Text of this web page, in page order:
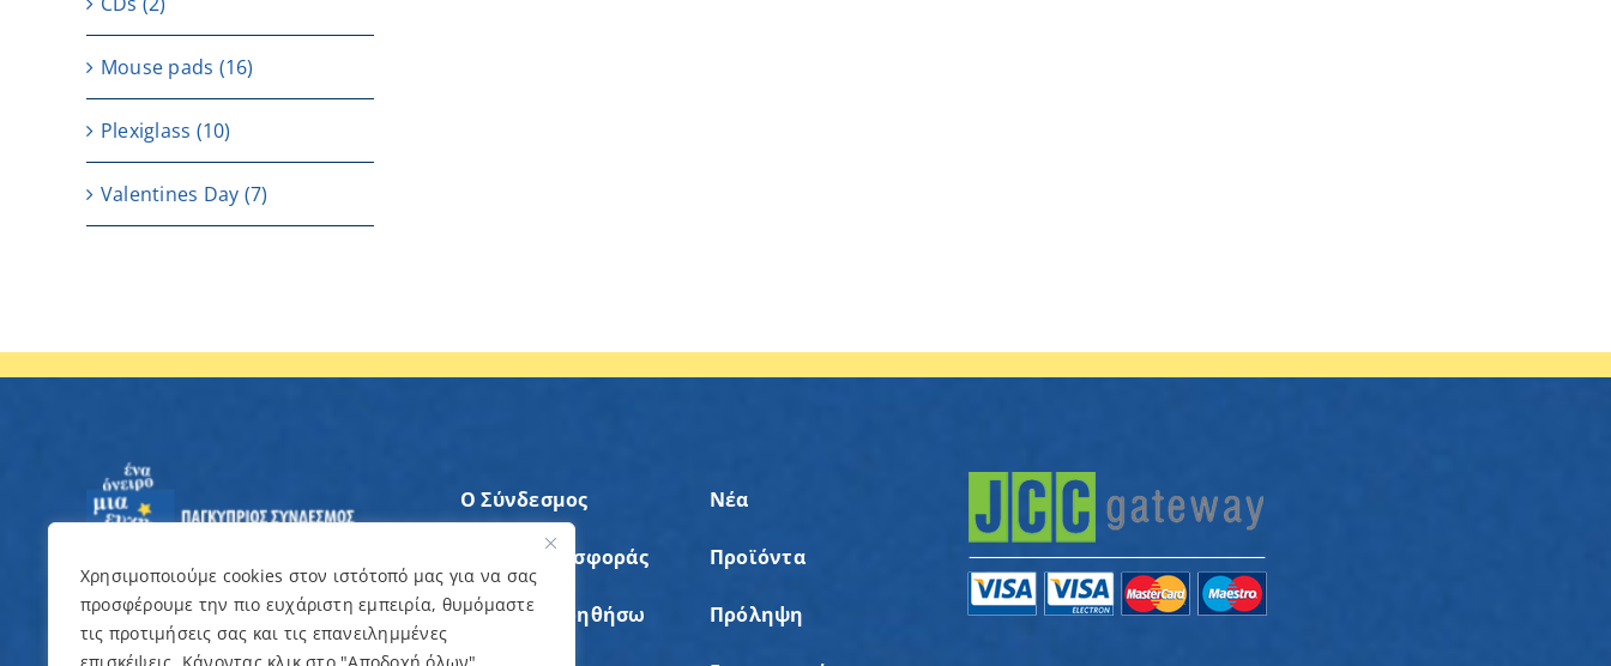
Χρησιμοποιούμε cookies στον ιστότοπό μας για να σας
προσφέρουμε την πιο ευχάριστη εμπειρία, θυμόμαστε
τις προτιμήσεις σας και τις επανειλημμένες
Μouse pads (16)
Plexiglass (10)
Valentines Day (7)
Ο Σύνδεσμος
Άξονες Προσφοράς
Θέλω να Βοηθήσω
Νέα
Προϊόντα
Πρόληψη